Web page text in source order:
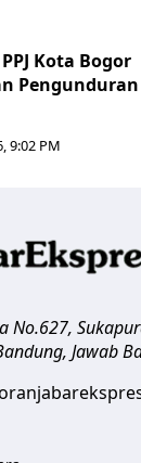
Kota Bogor
9:02 PM
No.627,
, Jawab